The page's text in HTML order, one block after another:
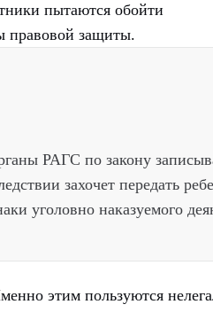
пытаются обойти
правовой защиты.
РАГС по закону
захочет передать
уголовно наказуемого
этим пользуются